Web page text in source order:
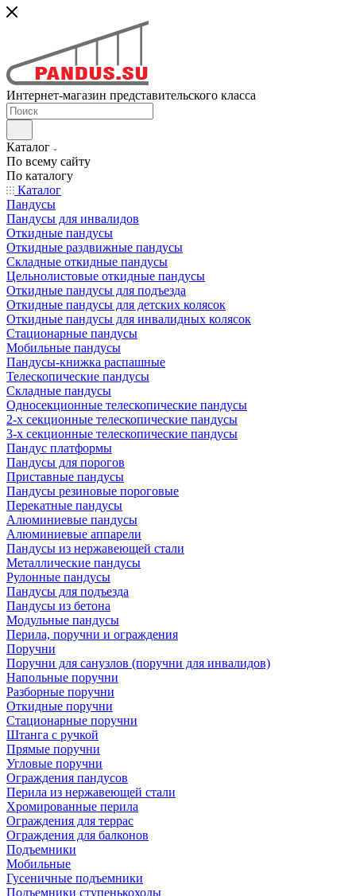
Интернет-магазин представительского класса
Каталог
По всему сайту
По каталогу
Каталог
Пандусы
Пандусы для инвалидов
Откидные пандусы
Откидные раздвижные пандусы
Складные откидные пандусы
Цельнолистовые откидные пандусы
Откидные пандусы для подъезда
Откидные пандусы для детских колясок
Откидные пандусы для инвалидных колясок
Стационарные пандусы
Мобильные пандусы
Пандусы-книжка распашные
Телескопические пандусы
Складные пандусы
Односекционные телескопические пандусы
2-х секционные телескопические пандусы
3-х секционные телескопические пандусы
Пандус платформы
Пандусы для порогов
Приставные пандусы
Пандусы резиновые пороговые
Перекатные пандусы
Алюминиевые пандусы
Алюминиевые аппарели
Пандусы из нержавеющей стали
Металлические пандусы
Рулонные пандусы
Пандусы для подъезда
Пандусы из бетона
Модульные пандусы
Перила, поручни и ограждения
Поручни
Поручни для санузлов (поручни для инвалидов)
Напольные поручни
Разборные поручни
Откидные поручни
Стационарные поручни
Штанга с ручкой
Прямые поручни
Угловые поручни
Ограждения пандусов
Перила из нержавеющей стали
Хромированные перила
Ограждения для террас
Ограждения для балконов
Подъемники
Мобильные
Гусеничные подъемники
Подъемники ступенькоходы